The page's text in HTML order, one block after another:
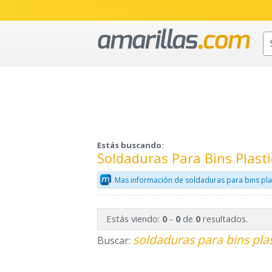
Estás buscando:
Soldaduras Para Bins
Mas información de soldaduras para bins
Estás viendo: 0- 0de 0resultados.
Buscar: soldaduras para bins